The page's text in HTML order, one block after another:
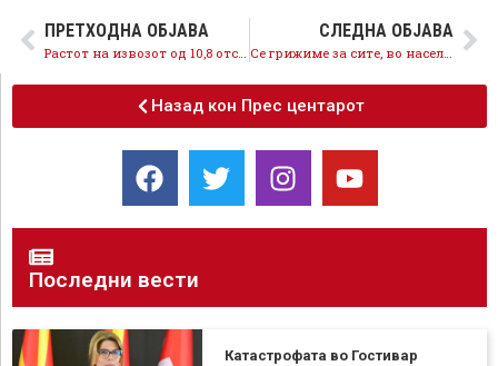
ПРЕТХОДНА ОБЈАВА
Растот на извозот од 10,8 отсто потврдува дека економските политики на СДСМ се на прав пат
СЛЕДНА ОБЈАВА
Се грижиме за сите, во населба Пролет отворен нов дневен центар за лица со попреченост
Назад кон Прес центарот
Последни вести
Катастрофата во Гостивар